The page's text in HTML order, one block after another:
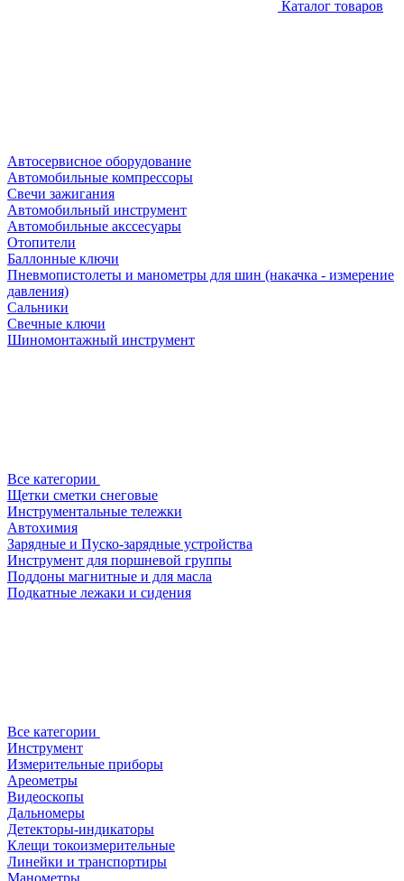
Каталог товаров
Автосервисное оборудование
Автомобильные компрессоры
Свечи зажигания
Автомобильный инструмент
Автомобильные акссесуары
Отопители
Баллонные ключи
Пневмопистолеты и манометры для шин (накачка - измерение
давления)
Сальники
Свечные ключи
Шиномонтажный инструмент
Все категории
Щетки сметки снеговые
Инструментальные тележки
Автохимия
Зарядные и Пуско-зарядные устройства
Инструмент для поршневой группы
Поддоны магнитные и для масла
Подкатные лежаки и сидения
Все категории
Инструмент
Измерительные приборы
Ареометры
Видеоскопы
Дальномеры
Детекторы-индикаторы
Клещи токоизмерительные
Линейки и транспортиры
Манометры